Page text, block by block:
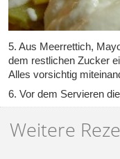
5. Aus Meerrettich,
dem restlichen Zucker
Alles vorsichtig
6. Vor dem Servieren
Weitere